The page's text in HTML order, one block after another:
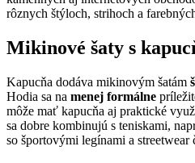
rôznych štýloch, strihoch a
Mikinové šaty s
Kapucňa dodáva mikinovým šatám
Hodia sa na menej formálne
môže mať kapucňa aj praktické
sa dobre kombinujú s teniskami,
so športovými legínami a streetwear